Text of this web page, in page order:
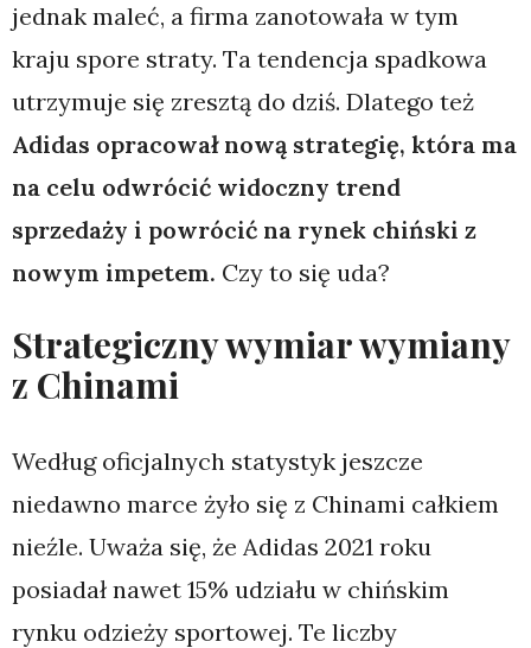
jednak maleć, a firma zanotowała w tym
kraju spore straty. Ta tendencja spadkowa
utrzymuje się zresztą do dziś. Dlatego też
Adidas opracował nową strategię, która ma
na celu odwrócić widoczny trend
sprzedaży i powrócić na rynek chiński z
nowym impetem. Czy to się uda?
Strategiczny wymiar wymiany
z Chinami
Według oficjalnych statystyk jeszcze
niedawno marce żyło się z Chinami całkiem
nieźle. Uważa się, że Adidas 2021 roku
posiadał nawet 15% udziału w chińskim
rynku odzieży sportowej. Te liczby